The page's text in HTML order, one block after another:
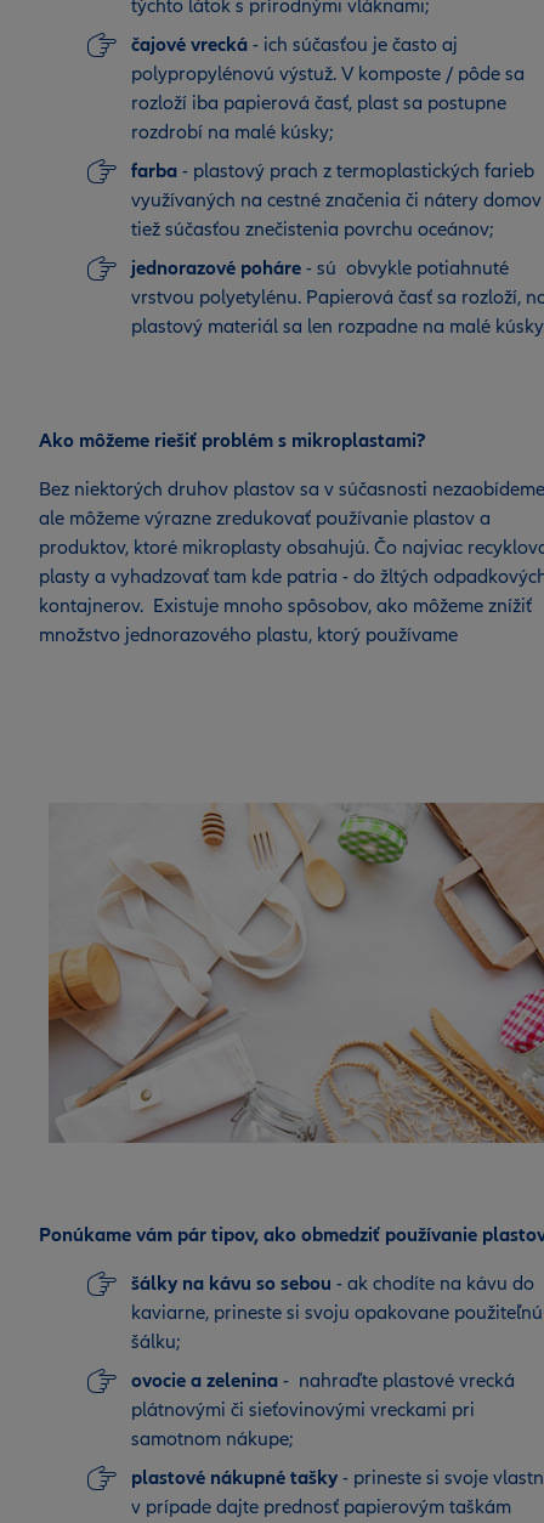
týchto látok s prírodnými vláknami;
čajové vrecká - ich súčasťou je často aj
polypropylénovú výstuž. V komposte / pôde sa
rozloží iba papierová časť, plast sa postupne
rozdrobí na malé kúsky;
farba - plastový prach z termoplastických farieb
využívaných na cestné značenia či nátery
tiež súčasťou znečistenia povrchu oceánov;
jednorazové poháre - sú obvykle potiahnuté
vrstvou polyetylénu. Papierová časť sa rozloží,
plastový materiál sa len rozpadne na malé
Ako môžeme riešiť problém s mikroplastami?
Bez niektorých druhov plastov sa v súčasnosti
ale môžeme výrazne zredukovať používanie plastov a
produktov, ktoré mikroplasty obsahujú. Čo najviac
plasty a vyhadzovať tam kde patria - do žltých
kontajnerov. Existuje mnoho spôsobov, ako môžeme znížiť
množstvo jednorazového plastu, ktorý používame
Ponúkame vám pár tipov, ako obmedziť používanie
šálky na kávu so sebou - ak chodíte na kávu do
kaviarne, prineste si svoju opakovane použiteľnú
šálku;
ovocie a zelenina - nahraďte plastové vrecká
plátnovými či sieťovinovými vreckami pri
samotnom nákupe;
plastové nákupné tašky - prineste si svoje
v prípade dajte prednosť papierovým taškám